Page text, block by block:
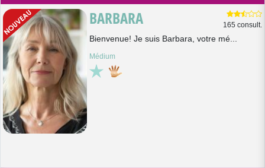
BARBARA 165 consult.
Bienvenue! Je suis Barbara, votre mé...
Médium